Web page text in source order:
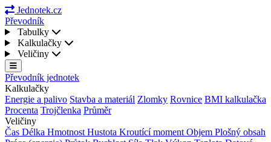
Jednotek.cz
Převodník
Tabulky
Kalkulačky
Veličiny
Převodník jednotek
Kalkulačky
Energie a palivo Stavba a materiál Zlomky Rovnice BMI kalkulačka
Procenta Trojčlenka Průměr
Veličiny
Čas Délka Hmotnost Hustota Kroutící moment Objem Plošný obsah